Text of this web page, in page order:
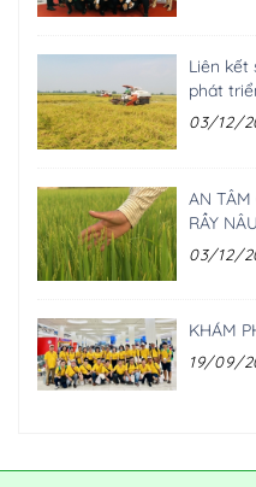
Liên kết
phát
03/12/
AN TÂM
RẦY
03/12/
KHÁM
19/09/